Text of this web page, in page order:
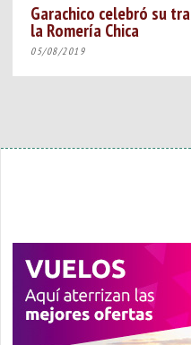
Garachico celebró su
la Romería Chica
05/08/2019